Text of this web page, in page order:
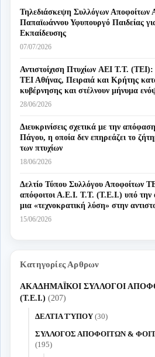
Τηλεδιάσκεψη Συλλόγων Αποφοίτων
Παπαϊωάννου Υφυπουργό Παιδείας
Εκπαίδευσης
07/07/2026
Αντιστοίχιση Πτυχίων AEI T.T.
ΤΕΙ Αθήνας, Πειραιά και Κρήτης
κυβέρνησης και στέλνουν μήνυμα
28/06/2026
Διευκρινίσεις σχετικά με την
Πάγου, η οποία δεν επηρεάζει το
των πτυχίων
18/06/2026
Δελτίο Τύπου Συλλόγου Αποφοίτων
απόφοιτοι Α.Ε.Ι. Τ.Τ. (Τ.Ε.Ι.) υπό την
μια «τεχνοκρατική λύση» στην
15/06/2026
Κατηγορίες Αρθρων
ΑΚΑΔΗΜΑΪΚΟΙ ΣΥΛΛΟΓΟΙ
(Τ.Ε.Ι.) (207)
ΔΕΛΤΙΑ ΤΎΠΟΥ (30)
ΣΥΛΛΟΓΟΣ ΑΠΟΦΟΙΤΩΝ &
(195)